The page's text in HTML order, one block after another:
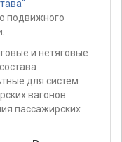
подвижного
и нетяговые
для систем
вагонов
пассажирских